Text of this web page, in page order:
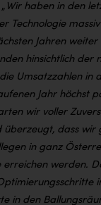
Wir haben in den
Technologie
Jahren
hinsichtlich der
Umsatzzahlen in
Jahr höchst
wir voller
überzeugt, dass wir
in ganz
erreichen werden.
in den